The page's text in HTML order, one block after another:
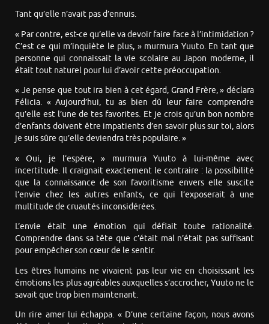
Tant qu’elle n’avait pas d’ennuis.
« Par contre, est-ce qu’elle va devoir faire face à l’intimidation ?
C’est ce qui m’inquiète le plus, » murmura Yuuto. En tant que
personne qui connaissait la vie scolaire au Japon moderne, il
était tout naturel pour lui d’avoir cette préoccupation.
« Je pense que tout ira bien à cet égard, Grand Frère, » déclara
Félicia. « Aujourd’hui, tu as bien dû leur faire comprendre
qu’elle est l’une de tes favorites. Et je crois qu’un bon nombre
d’enfants doivent être impatients d’en savoir plus sur toi, alors
je suis sûre qu’elle deviendra très populaire. »
« Oui, je l’espère, » murmura Yuuto à lui-même avec
incertitude. Il craignait exactement le contraire : la possibilité
que la connaissance de son favoritisme envers elle suscite
l’envie chez les autres enfants, ce qui l’exposerait à une
multitude de cruautés inconsidérées.
L’envie était une émotion qui défiait toute rationalité.
Comprendre dans sa tête que c’était mal n’était pas suffisant
pour empêcher son cœur de le sentir.
Les êtres humains ne vivaient pas leur vie en choisissant les
émotions les plus agréables auxquelles s’accrocher, Yuuto ne le
savait que trop bien maintenant.
Un rire amer lui échappa. « D’une certaine façon, nous avons